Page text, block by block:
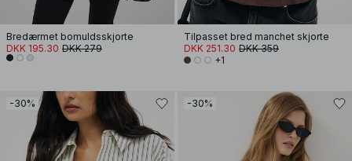
Bredærmet bomuldsskjorte
DKK 195.30 DKK 279
Tilpasset bred manchet skjorte
DKK 251.30 DKK 359
+1
-30% -30%